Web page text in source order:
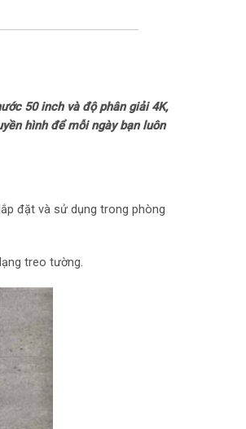
VRR
Mode (ALLM)
50 inch và độ phân giải 4K,
hình để mỗi ngày bạn luôn
đặt và sử dụng trong phòng
treo tường.